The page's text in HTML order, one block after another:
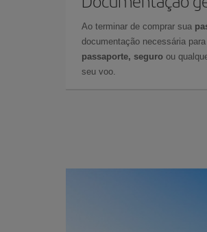
Ao terminar de comprar sua
documentação necessária
passaporte, seguro ou
seu voo.